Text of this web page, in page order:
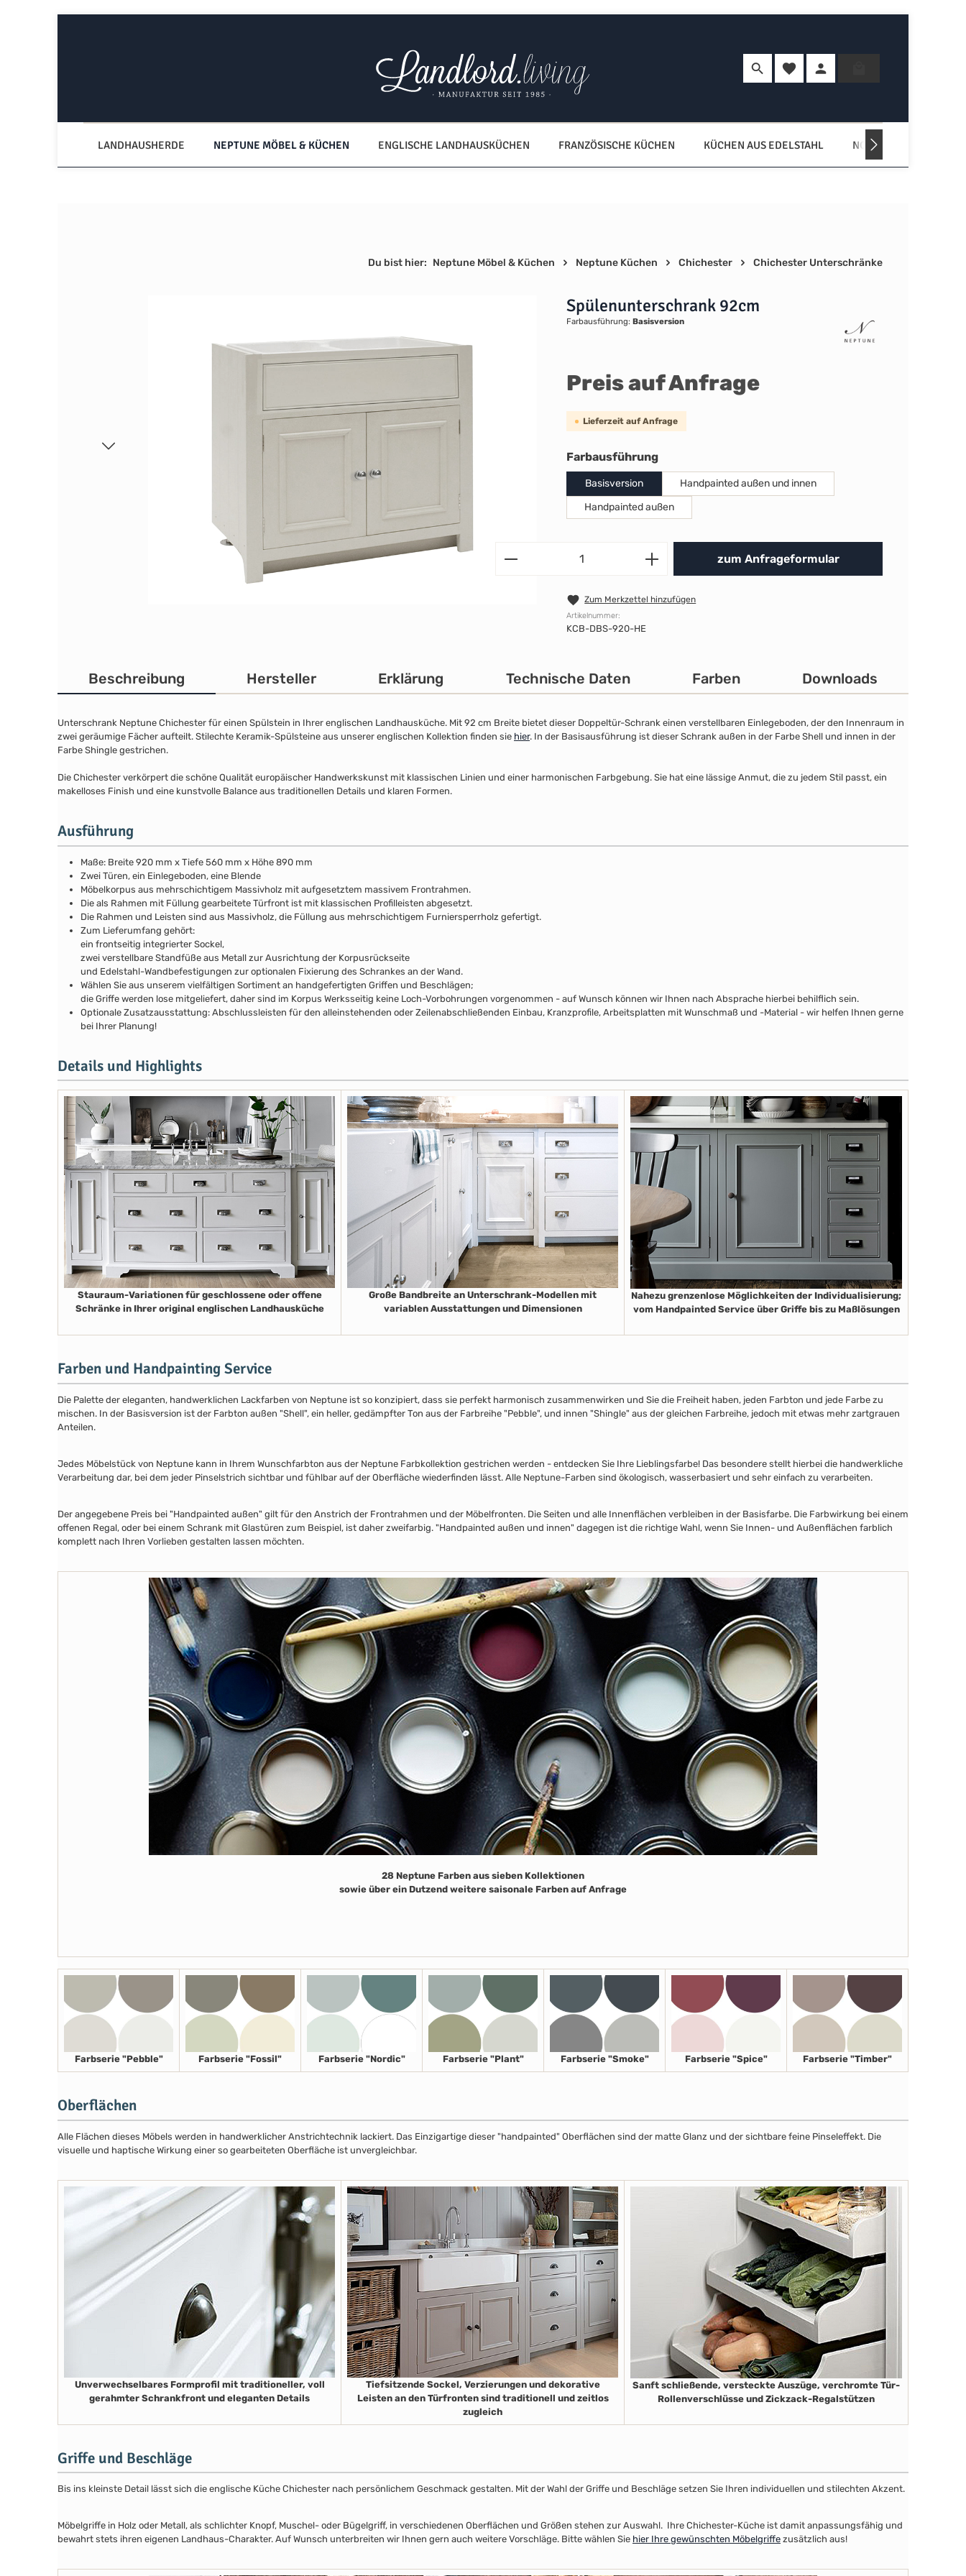
Du hast 0 Produkte auf dem Merkzettel
LANDHAUSHERDE NEPTUNE MÖBEL & KÜCHEN ENGLISCHE LANDHAUSKÜCHEN FRANZÖSISCHE KÜCHEN KÜCHEN AUS EDELSTAHL NORDISCHE KÜCHEN
Du bist hier: Neptune Möbel & Küchen Neptune Küchen Chichester Chichester Unterschränke
Spülenunterschrank 92cm
Farbausführung: Basisversion
Preis auf Anfrage
Lieferzeit auf Anfrage
Farbausführungauswählen
Basisversion
Handpainted außen und innen
Handpainted außen
Produkt Anzahl: Gib den
zum Anfrageformular
Zum Merkzettel hinzufügen
Artikelnummer:
KCB-DBS-920-HE
Beschreibung Hersteller Erklärung Technische Daten Farben Downloads
Unterschrank Neptune Chichester für einen Spülstein in Ihrer englischen Landhausküche. Mit 92 cm Breite bietet dieser Doppeltür-Schrank einen verstellbaren Einlegeboden, der den Innenraum in
zwei geräumige Fächer aufteilt. Stilechte Keramik-Spülsteine aus unserer englischen Kollektion finden sie hier. In der Basisausführung ist dieser Schrank außen in der Farbe Shell und innen in der
Farbe Shingle gestrichen.
Die Chichester verkörpert die schöne Qualität europäischer Handwerkskunst mit klassischen Linien und einer harmonischen Farbgebung. Sie hat eine lässige Anmut, die zu jedem Stil passt, ein
makelloses Finish und eine kunstvolle Balance aus traditionellen Details und klaren Formen.
Ausführung
Maße: Breite 920 mm x Tiefe 560 mm x Höhe 890 mm
Zwei Türen, ein Einlegeboden, eine Blende
Möbelkorpus aus mehrschichtigem Massivholz mit aufgesetztem massivem Frontrahmen.
Die als Rahmen mit Füllung gearbeitete Türfront ist mit klassischen Profilleisten abgesetzt.
Die Rahmen und Leisten sind aus Massivholz, die Füllung aus mehrschichtigem Furniersperrholz gefertigt.
Zum Lieferumfang gehört:
ein frontseitig integrierter Sockel,
zwei verstellbare Standfüße aus Metall zur Ausrichtung der Korpusrückseite
und Edelstahl-Wandbefestigungen zur optionalen Fixierung des Schrankes an der Wand.
Wählen Sie aus unserem vielfältigen Sortiment an handgefertigten Griffen und Beschlägen;
die Griffe werden lose mitgeliefert, daher sind im Korpus Werksseitig keine Loch-Vorbohrungen vorgenommen - auf Wunsch können wir Ihnen nach Absprache hierbei behilflich sein.
Optionale Zusatzausstattung: Abschlussleisten für den alleinstehenden oder Zeilenabschließenden Einbau, Kranzprofile, Arbeitsplatten mit Wunschmaß und -Material - wir helfen Ihnen gerne
bei Ihrer Planung!
Details und Highlights
Stauraum-Variationen für geschlossene oder offene
Schränke in Ihrer original englischen Landhausküche
Große Bandbreite an Unterschrank-Modellen mit
variablen Ausstattungen und Dimensionen
Nahezu grenzenlose Möglichkeiten der Individualisierung;
vom Handpainted Service über Griffe bis zu Maßlösungen
Farben und Handpainting Service
Die Palette der eleganten, handwerklichen Lackfarben von Neptune ist so konzipiert, dass sie perfekt harmonisch zusammenwirken und Sie die Freiheit haben, jeden Farbton und jede Farbe zu
mischen. In der Basisversion ist der Farbton außen "Shell", ein heller, gedämpfter Ton aus der Farbreihe "Pebble", und innen "Shingle" aus der gleichen Farbreihe, jedoch mit etwas mehr zartgrauen
Anteilen.
Jedes Möbelstück von Neptune kann in Ihrem Wunschfarbton aus der Neptune Farbkollektion gestrichen werden - entdecken Sie Ihre Lieblingsfarbe! Das besondere stellt hierbei die handwerkliche
Verarbeitung dar, bei dem jeder Pinselstrich sichtbar und fühlbar auf der Oberfläche wiederfinden lässt. Alle Neptune-Farben sind ökologisch, wasserbasiert und sehr einfach zu verarbeiten.
Der angegebene Preis bei "Handpainted außen" gilt für den Anstrich der Frontrahmen und der Möbelfronten. Die Seiten und alle Innenflächen verbleiben in der Basisfarbe. Die Farbwirkung bei einem
offenen Regal, oder bei einem Schrank mit Glastüren zum Beispiel, ist daher zweifarbig. "Handpainted außen und innen" dagegen ist die richtige Wahl, wenn Sie Innen- und Außenflächen farblich
komplett nach Ihren Vorlieben gestalten lassen möchten.
28 Neptune Farben aus sieben Kollektionen
sowie über ein Dutzend weitere saisonale Farben auf Anfrage
Farbserie "Pebble" Farbserie "Fossil" Farbserie "Nordic" Farbserie "Plant" Farbserie "Smoke" Farbserie "Spice" Farbserie "Timber"
Oberflächen
Alle Flächen dieses Möbels werden in handwerklicher Anstrichtechnik lackiert. Das Einzigartige dieser "handpainted" Oberflächen sind der matte Glanz und der sichtbare feine Pinseleffekt. Die
visuelle und haptische Wirkung einer so gearbeiteten Oberfläche ist unvergleichbar.
Unverwechselbares Formprofil mit traditioneller, voll
gerahmter Schrankfront und eleganten Details
Tiefsitzende Sockel, Verzierungen und dekorative
Leisten an den Türfronten sind traditionell und zeitlos
zugleich
Sanft schließende, versteckte Auszüge, verchromte Tür-
Rollenverschlüsse und Zickzack-Regalstützen
Griffe und Beschläge
Bis ins kleinste Detail lässt sich die englische Küche Chichester nach persönlichem Geschmack gestalten. Mit der Wahl der Griffe und Beschläge setzen Sie Ihren individuellen und stilechten Akzent.
Möbelgriffe in Holz oder Metall, als schlichter Knopf, Muschel- oder Bügelgriff, in verschiedenen Oberflächen und Größen stehen zur Auswahl. Ihre Chichester-Küche ist damit anpassungsfähig und
bewahrt stets ihren eigenen Landhaus-Charakter. Auf Wunsch unterbreiten wir Ihnen gern auch weitere Vorschläge. Bitte wählen Sie hier Ihre gewünschten Möbelgriffe zusätzlich aus!